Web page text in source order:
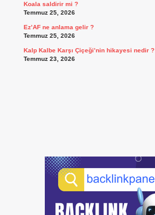
Koala saldirir mi ?
Temmuz 25, 2026
Ez’AF ne anlama gelir ?
Temmuz 25, 2026
Kalp Kalbe Karşı Çiçeği’nin hikayesi nedir ?
Temmuz 23, 2026